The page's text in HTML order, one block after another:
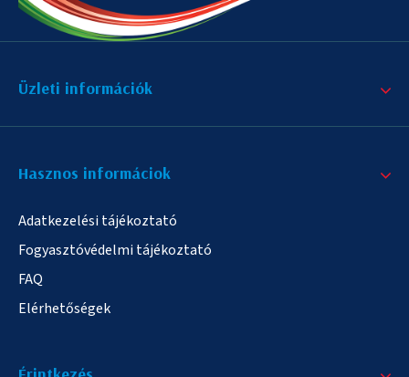
Üzleti információk
Hasznos informáciok
Adatkezelési tájékoztató
Fogyasztóvédelmi tájékoztató
FAQ
Elérhetőségek